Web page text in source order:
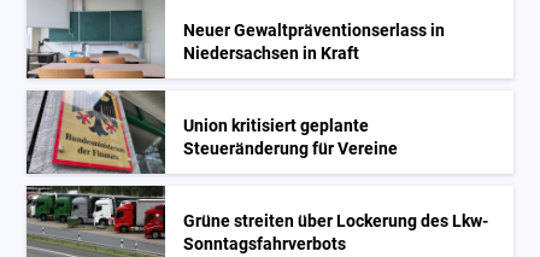
Neuer Gewaltpräventionserlass in
Niedersachsen in Kraft
Union kritisiert geplante
Steueränderung für Vereine
Grüne streiten über Lockerung des Lkw-
Sonntagsfahrverbots